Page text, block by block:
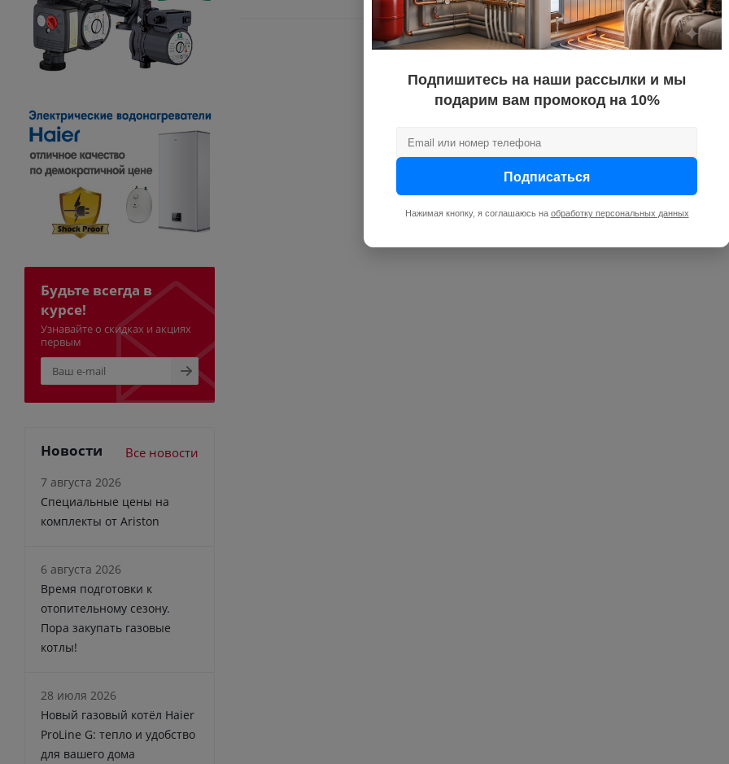
Будьте всегда в
курсе!
Узнавайте о скидках и акциях
первым
Новости Все новости
7 августа 2026
Специальные цены на
комплекты от Ariston
6 августа 2026
Время подготовки к
отопительному сезону.
Пора закупать газовые
котлы!
28 июля 2026
Новый газовый котёл Haier
ProLine G: тепло и удобство
для вашего дома
Подпишитесь на наши рассылки и мы
подарим вам промокод на 10%
Подписаться
Нажимая кнопку, я соглашаюсь на обработку персональных данных